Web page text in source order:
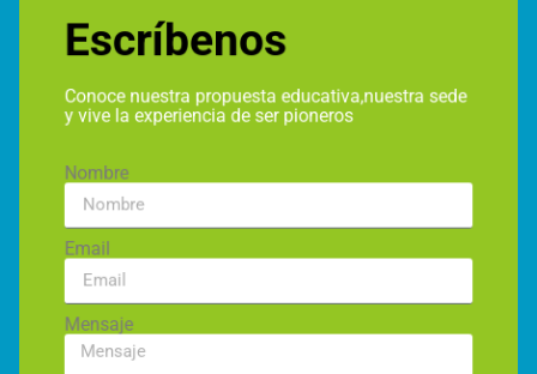
Escríbenos
Conoce nuestra propuesta educativa,nuestra sede
y vive la experiencia de ser pioneros
Nombre
Email
Mensaje